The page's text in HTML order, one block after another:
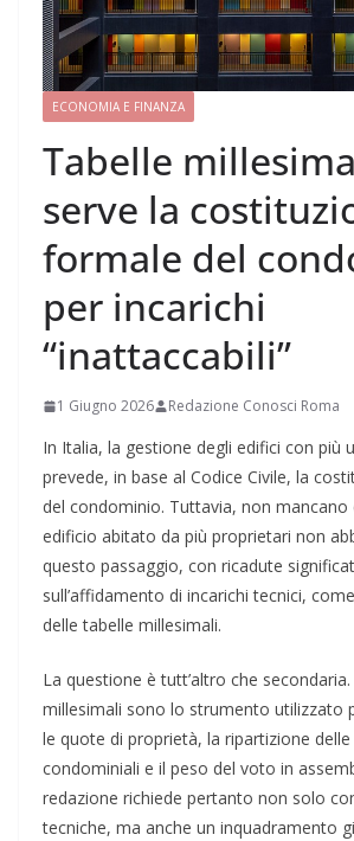
ECONOMIA E FINANZA
Tabelle
serve la
formale del
per incarichi
“inattaccabili”
1 Giugno 2026 Redazione Conosci Roma
In Italia, la gestione degli edifici con più
prevede, in base al Codice Civile, la
del condominio. Tuttavia, non mancano
edificio abitato da più proprietari non
questo passaggio, con ricadute
sull’affidamento di incarichi tecnici,
delle tabelle millesimali.
La questione è tutt’altro che
millesimali sono lo strumento utilizzato
le quote di proprietà, la ripartizione delle
condominiali e il peso del voto in
redazione richiede pertanto non solo
tecniche, ma anche un inquadramento